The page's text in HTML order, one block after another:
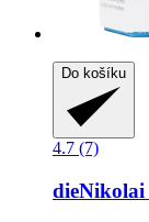
Do košíku
4.7 (7)
dieNikolai